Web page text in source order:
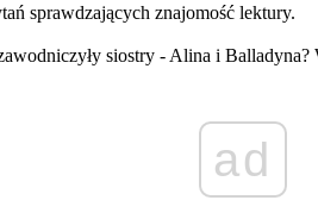
sprawdzających znajomość lektury.
siostry - Alina i
ad